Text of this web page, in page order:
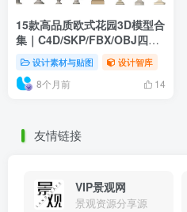
15款高品质欧式花园3D模型合
集｜C4D/SKP/FBX/OBJ四格
式｜PBR材质+四边面拓扑｜
建筑动画游戏场景一键导入
设计素材与贴图 设计智库
8个月前 14
友情链接
VIP景观网
景观资源分享源